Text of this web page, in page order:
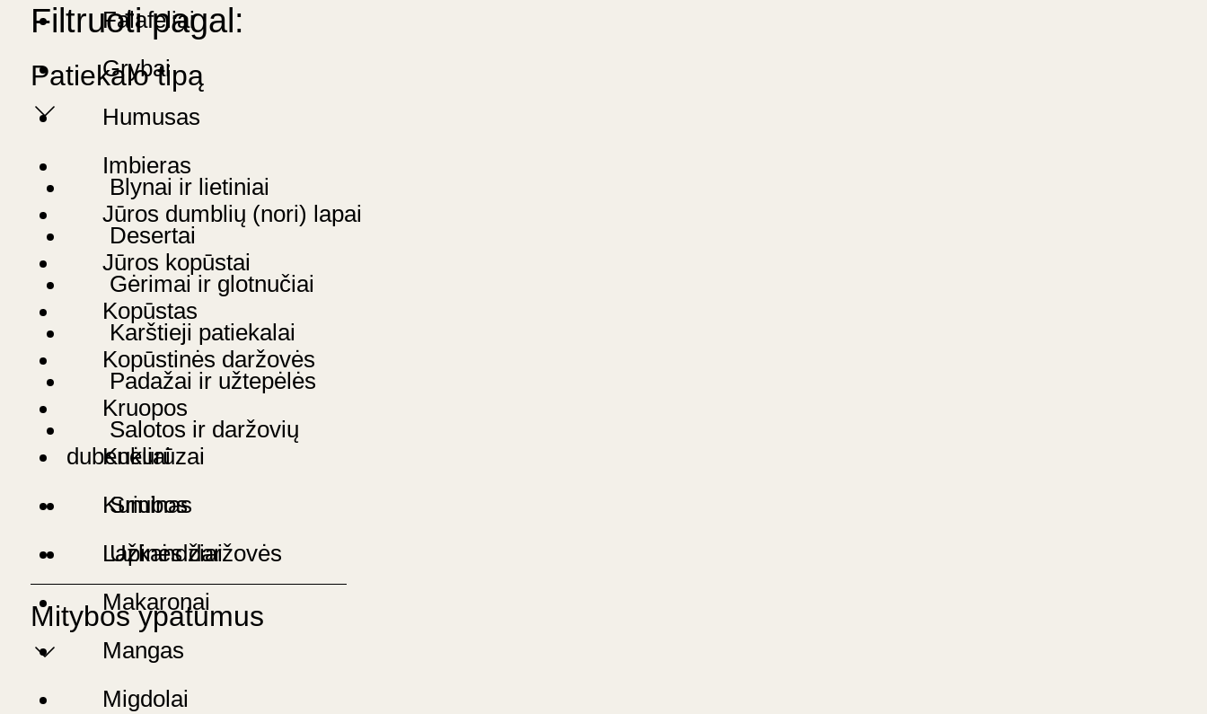
Filtruoti pagal:
Patiekalo tipą
Blynai ir lietiniai
Desertai
Gėrimai ir glotnučiai
Karštieji patiekalai
Padažai ir užtepėlės
Salotos ir daržovių
dubenėliai
Sriubos
Užkandžiai
Mitybos ypatumus
Falafeliai
Grybai
Humusas
Imbieras
Jūros dumblių (nori) lapai
Jūros kopūstai
Kopūstas
Kopūstinės daržovės
Kruopos
Kukurūzai
Kuminas
Lapinės daržovės
Makaronai
Mangas
Migdolai